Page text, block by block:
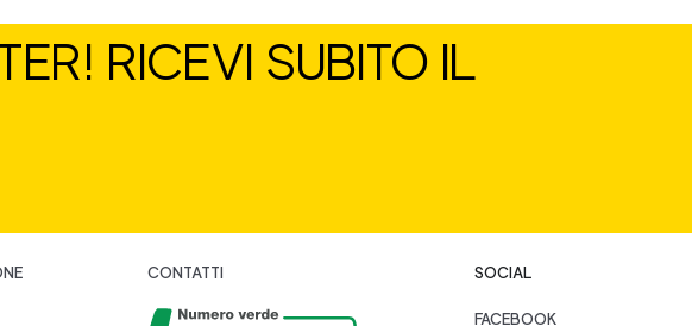
RICEVI SUBITO IL
CONTATTI SOCIAL
FACEBOOK